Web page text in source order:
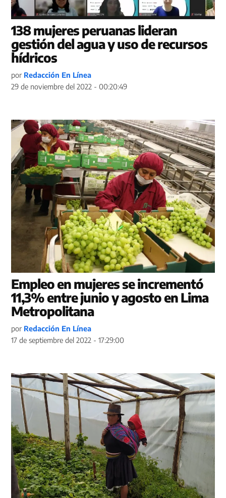
138 mujeres peruanas lideran
gestión del agua y uso de recursos
hídricos
por Redacción En Línea
29 de noviembre del 2022 - 00:20:49
Empleo en mujeres se incrementó
11,3% entre junio y agosto en Lima
Metropolitana
por Redacción En Línea
17 de septiembre del 2022 - 17:29:00